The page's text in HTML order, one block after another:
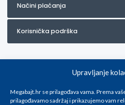
Upravljanje
Megabajt.hr se prilagođava vama. Prema
prilagođavamo sadržaj i prikazujemo vam
Načini plaćanja
Korisnička podrška